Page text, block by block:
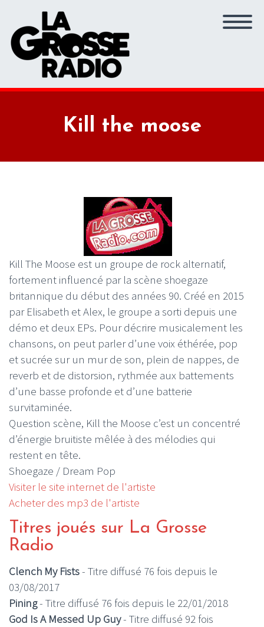
Kill the moose
Kill The Moose est un groupe de rock alternatif,
fortement influencé par la scène shoegaze
britannique du début des années 90. Créé en 2015
par Elisabeth et Alex, le groupe a sorti depuis une
démo et deux EPs. Pour décrire musicalement les
chansons, on peut parler d’une voix éthérée, pop
et sucrée sur un mur de son, plein de nappes, de
reverb et de distorsion, rythmée aux battements
d’une basse profonde et d’une batterie
survitaminée.
Question scène, Kill the Moose c’est un concentré
d’énergie bruitiste mêlée à des mélodies qui
restent en tête.
Shoegaze / Dream Pop
Visiter le site internet de l'artiste
Acheter des mp3 de l'artiste
Titres joués sur La Grosse
Radio
Clench My Fists- Titre diffusé 76 fois depuis le
03/08/2017
Pining- Titre diffusé 76 fois depuis le 22/01/2018
God Is A Messed Up Guy- Titre diffusé 92 fois